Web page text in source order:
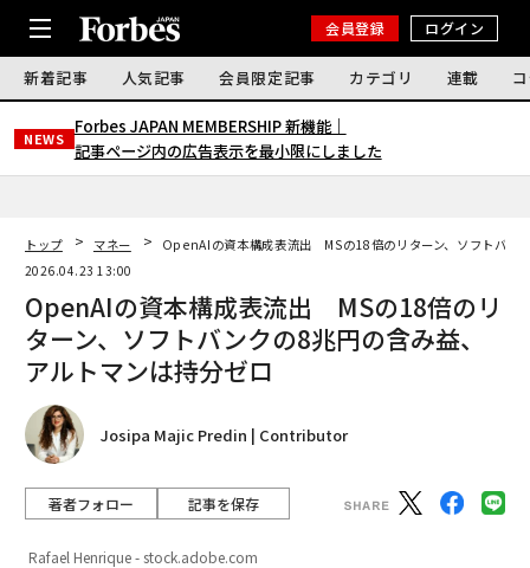
会員登録 ログイン
新着記事 人気記事 会員限定記事 カテゴリ 連載
NEWS
Forbes JAPAN MEMBERSHIP 新機能｜
記事ページ内の広告表示を最小限にしました
トップ マネー
OpenAIの資本構成表流出 MSの18倍のリターン、ソフトバン
2026.04.23 13:00
OpenAIの資本構成表流出 MSの18倍のリ
ターン、ソフトバンクの8兆円の含み益、
アルトマンは持分ゼロ
Josipa Majic Predin | Contributor
著者フォロー 記事を保存
Rafael Henrique - stock.adobe.com